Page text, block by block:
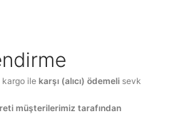
kargo ilekarşı (alıcı) ödemeli sevk
müşterilerimiz tarafından